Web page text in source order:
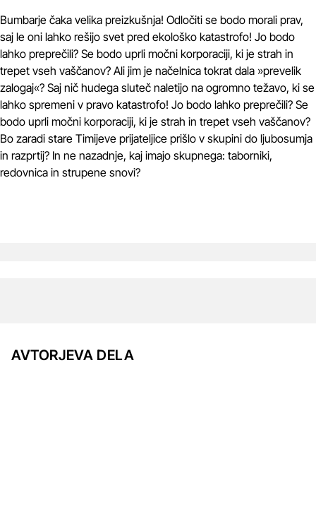
Bumbarje čaka velika preizkušnja! Odločiti se bodo morali prav,
saj le oni lahko rešijo svet pred ekološko katastrofo! Jo bodo
lahko preprečili? Se bodo uprli močni korporaciji, ki je strah in
trepet vseh vaščanov? Ali jim je načelnica tokrat dala »prevelik
zalogaj«? Saj nič hudega sluteč naletijo na ogromno težavo, ki se
lahko spremeni v pravo katastrofo! Jo bodo lahko preprečili? Se
bodo uprli močni korporaciji, ki je strah in trepet vseh vaščanov?
Bo zaradi stare Timijeve prijateljice prišlo v skupini do ljubosumja
in razprtij? In ne nazadnje, kaj imajo skupnega: taborniki,
redovnica in strupene snovi?
AVTORJEVA DELA